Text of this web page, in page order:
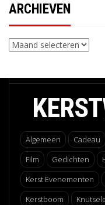
ARCHIEVEN
Archieven
Algemeen Cadeau
Film
Gedichten
Kerst Evenementen
Kerstboom